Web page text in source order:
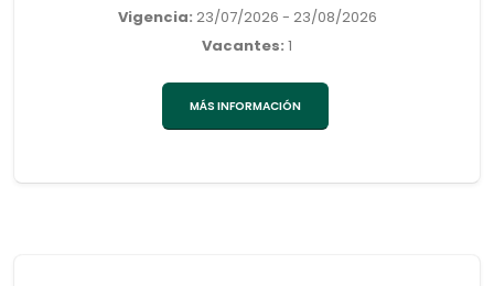
Vigencia: 23/07/2026 - 23/08/2026
Vacantes: 1
MÁS INFORMACIÓN